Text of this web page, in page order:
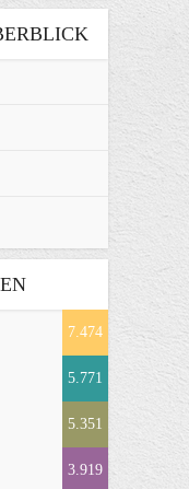
7.474
5.771
5.351
3.919